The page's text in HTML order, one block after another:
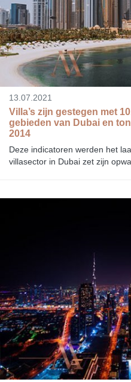
13.07.2021
Villa’s zijn gestegen met
gebieden van Dubai en
2014
Deze indicatoren werden het
villasector in Dubai zet zijn